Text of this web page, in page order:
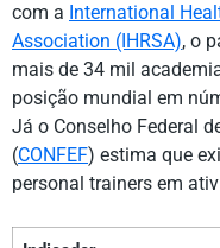
com a International
Association (IHRSA), o
mais de 34 mil
posição mundial em
Já o Conselho Federal
(CONFEF) estima que
personal trainers em